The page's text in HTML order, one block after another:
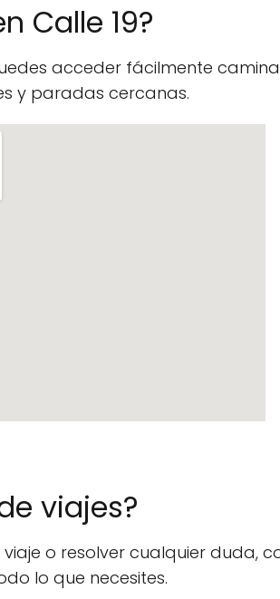
Calle 19?
acceder fácilmente
y paradas cercanas.
viajes?
o resolver cualquier duda,
lo que necesites.